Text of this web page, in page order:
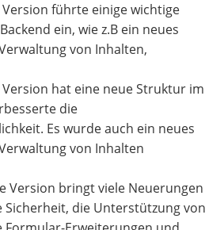
Version führte einige wichtige
ein, wie z.B ein neues
von Inhalten,
Version hat eine neue Struktur im
die
Es wurde auch ein neues
von Inhalten
Version bringt viele Neuerungen
Sicherheit, die Unterstützung von